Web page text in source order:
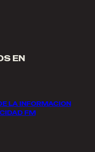
EN
LA INFORMACION
FM